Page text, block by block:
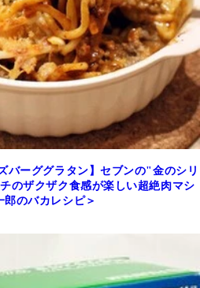
バーググラタン】セブンの"金のシリ
のザクザク食感が楽しい超絶肉マシ
のバカレシピ＞